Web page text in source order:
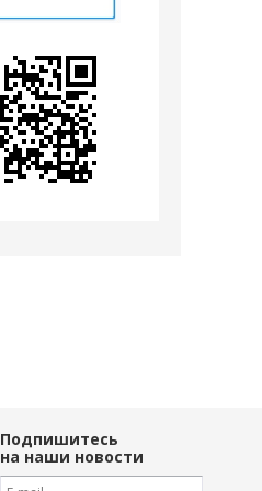
Подпишитесь
на наши новости